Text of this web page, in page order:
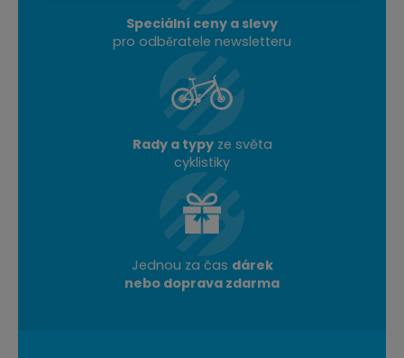
Speciální ceny a slevy
pro odběratele newsletteru
Rady a typyze světa
cyklistiky
Jednou za čas dárek
nebo doprava zdarma